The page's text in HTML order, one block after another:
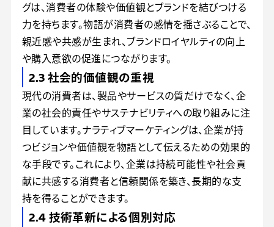
グは、消費者の体験や価値観とブランドを結びつける
力を持ちます。物語が消費者の感情を揺さぶることで、
親近感や共感が生まれ、ブランドロイヤルティの向上
や購入意欲の促進につながります。
2.3 社会的価値観の重視
現代の消費者は、製品やサービスの質だけでなく、企
業の社会的責任やサステナビリティへの取り組みに注
目しています。ナラティブマーケティングは、企業が持
つビジョンや価値観を物語として伝えるための効果的
な手段です。これにより、企業は持続可能性や社会貢
献に共感する消費者と信頼関係を築き、長期的な支
持を得ることができます。
2.4 技術革新による個別対応